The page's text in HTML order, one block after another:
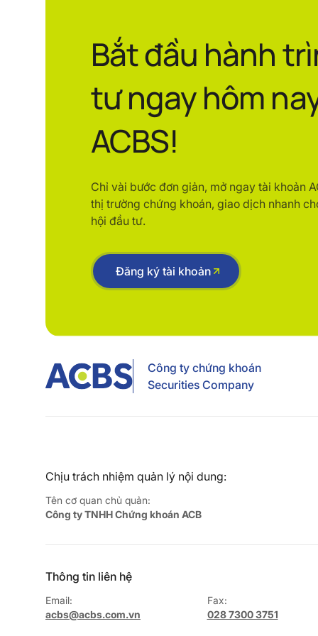
Bắt đầu hành
tư ngay hôm
ACBS!
Chỉ vài bước đơn giản, mở ngay tài khoản
thị trường chứng khoán, giao dịch nhanh
hội đầu tư.
Đăng ký tài khoản
Công ty chứng khoán
Securities Company
Chịu trách nhiệm quản lý nội dung:
Tên cơ quan chủ quản:
Công ty TNHH Chứng khoán ACB
Thông tin liên hệ
Email:
acbs@acbs.com.vn
Fax:
028 7300 3751